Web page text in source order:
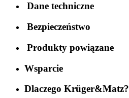
Dane techniczne
Bezpieczeństwo
Produkty powiązane
Wsparcie
Dlaczego Krüger&Matz?